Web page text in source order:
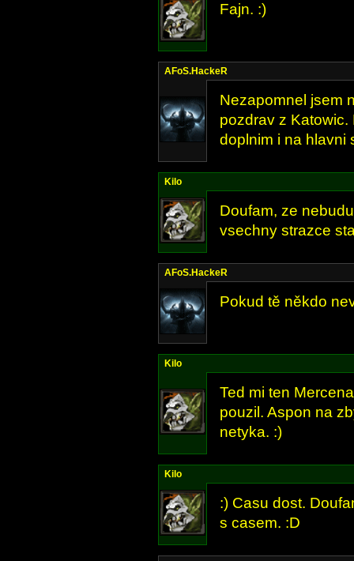
Fajn. :)
AFoS.HackeR
Nezapomnel jsem
pozdrav z Katowic.
doplnim i na hlavni
Kilo
Doufam, ze
vsechny strazce
AFoS.HackeR
Pokud tě někdo
Kilo
Ted mi ten
pouzil. Aspon na
netyka. :)
Kilo
:) Casu dost.
s casem. :D